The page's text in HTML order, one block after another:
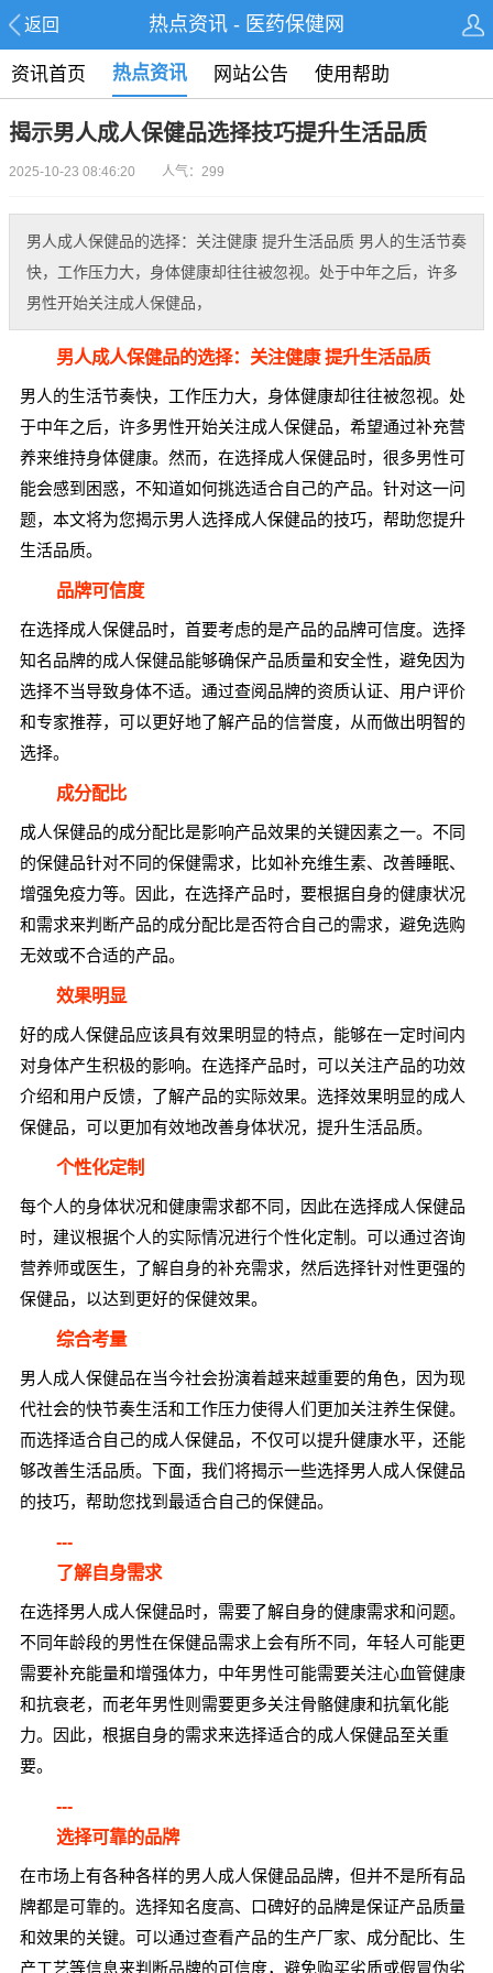
返回 热点资讯 - 医药保健网
资讯首页 热点资讯 网站公告 使用帮助
揭示男人成人保健品选择技巧提升生活品质
2025-10-23 08:46:20 人气：299
男人成人保健品的选择：关注健康 提升生活品质 男人的生活节奏
快，工作压力大，身体健康却往往被忽视。处于中年之后，许多
男性开始关注成人保健品，
男人成人保健品的选择：关注健康 提升生活品质
男人的生活节奏快，工作压力大，身体健康却往往被忽视。处
于中年之后，许多男性开始关注成人保健品，希望通过补充营
养来维持身体健康。然而，在选择成人保健品时，很多男性可
能会感到困惑，不知道如何挑选适合自己的产品。针对这一问
题，本文将为您揭示男人选择成人保健品的技巧，帮助您提升
生活品质。
品牌可信度
在选择成人保健品时，首要考虑的是产品的品牌可信度。选择
知名品牌的成人保健品能够确保产品质量和安全性，避免因为
选择不当导致身体不适。通过查阅品牌的资质认证、用户评价
和专家推荐，可以更好地了解产品的信誉度，从而做出明智的
选择。
成分配比
成人保健品的成分配比是影响产品效果的关键因素之一。不同
的保健品针对不同的保健需求，比如补充维生素、改善睡眠、
增强免疫力等。因此，在选择产品时，要根据自身的健康状况
和需求来判断产品的成分配比是否符合自己的需求，避免选购
无效或不合适的产品。
效果明显
好的成人保健品应该具有效果明显的特点，能够在一定时间内
对身体产生积极的影响。在选择产品时，可以关注产品的功效
介绍和用户反馈，了解产品的实际效果。选择效果明显的成人
保健品，可以更加有效地改善身体状况，提升生活品质。
个性化定制
每个人的身体状况和健康需求都不同，因此在选择成人保健品
时，建议根据个人的实际情况进行个性化定制。可以通过咨询
营养师或医生，了解自身的补充需求，然后选择针对性更强的
保健品，以达到更好的保健效果。
综合考量
男人成人保健品在当今社会扮演着越来越重要的角色，因为现
代社会的快节奏生活和工作压力使得人们更加关注养生保健。
而选择适合自己的成人保健品，不仅可以提升健康水平，还能
够改善生活品质。下面，我们将揭示一些选择男人成人保健品
的技巧，帮助您找到最适合自己的保健品。
---
了解自身需求
在选择男人成人保健品时，需要了解自身的健康需求和问题。
不同年龄段的男性在保健品需求上会有所不同，年轻人可能更
需要补充能量和增强体力，中年男性可能需要关注心血管健康
和抗衰老，而老年男性则需要更多关注骨骼健康和抗氧化能
力。因此，根据自身的需求来选择适合的成人保健品至关重
要。
---
选择可靠的品牌
在市场上有各种各样的男人成人保健品品牌，但并不是所有品
牌都是可靠的。选择知名度高、口碑好的品牌是保证产品质量
和效果的关键。可以通过查看产品的生产厂家、成分配比、生
产工艺等信息来判断品牌的可信度，避免购买劣质或假冒伪劣